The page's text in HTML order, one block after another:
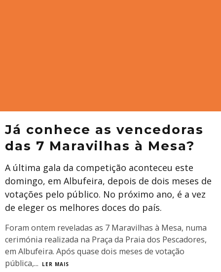
Já conhece as vencedoras
das 7 Maravilhas à Mesa?
A última gala da competição aconteceu este
domingo, em Albufeira, depois de dois meses de
votações pelo público. No próximo ano, é a vez
de eleger os melhores doces do país.
Foram ontem reveladas as 7 Maravilhas à Mesa, numa
cerimónia realizada na Praça da Praia dos Pescadores,
em Albufeira. Após quase dois meses de votação
pública,... LER MAIS